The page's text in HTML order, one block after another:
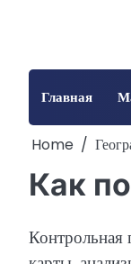
Главная
Home
Как
Контрольная